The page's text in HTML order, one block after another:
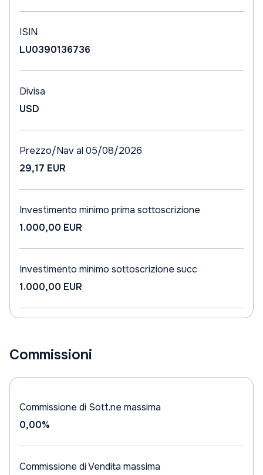
ISIN
LU0390136736
Divisa
USD
Prezzo/Nav al 05/08/2026
29,17 EUR
Investimento minimo prima sottoscrizione
1.000,00 EUR
Investimento minimo sottoscrizione succ
1.000,00 EUR
Commissioni
Commissione di Sott.ne massima
0,00%
Commissione di Vendita massima